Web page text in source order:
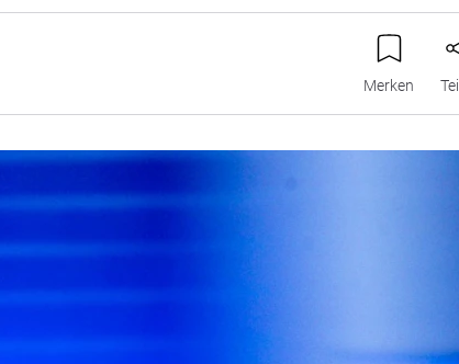
Merken